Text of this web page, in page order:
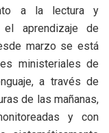
a la lectura y
el aprendizaje de
marzo se está
ministeriales de
a través de
de las mañanas,
y con